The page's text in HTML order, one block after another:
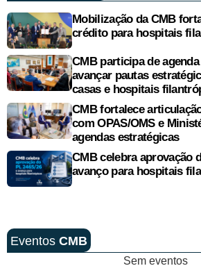
Mobilização da CMB
crédito para hospitais
CMB participa de
avançar pautas
casas e hospitais
CMB fortalece
com OPAS/OMS e
agendas estratégicas
CMB celebra aprovação
avanço para hospitais
Eventos CMB
Sem eventos